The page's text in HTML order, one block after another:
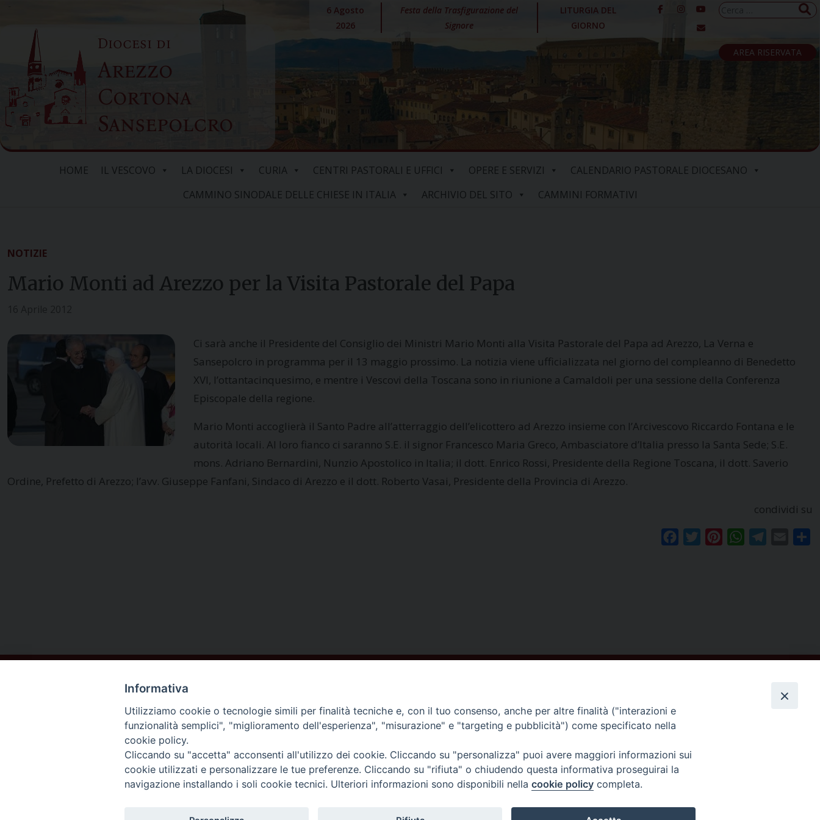
content
Diocesi di
Arezzo
Cortona
Sansepolcro
6 Agosto
2026
Festa della Trasfigurazione del
Signore
LITURGIA DEL
GIORNO
Ricerca
AREA RISERVATA
HOME IL VESCOVO LA DIOCESI CURIA CENTRI PASTORALI E UFFICI OPERE E SERVIZI
CALENDARIO PASTORALE DIOCESANO
CAMMINO SINODALE DELLE CHIESE IN ITALIA
ARCHIVIO DEL SITO CAMMINI FORMATIVI
NOTIZIE
Mario Monti ad Arezzo per la Visita Pastorale del Papa
Ci sarà anche il Presidente del Consiglio dei Ministri Mario Monti alla Visita Pastorale del Papa ad Arezzo, La Verna e
Sansepolcro in programma per il 13 maggio prossimo. La notizia viene ufficializzata nel giorno del compleanno di Benedetto
XVI, l’ottantacinquesimo, e mentre i Vescovi della Toscana sono in riunione a Camaldoli per una sessione della Conferenza
Episcopale della regione.
Mario Monti accoglierà il Santo Padre all’atterraggio dell’elicottero ad Arezzo insieme con l’Arcivescovo Riccardo Fontana e le
autorità locali. Al loro fianco ci saranno S.E. il signor Francesco Maria Greco, Ambasciatore d’Italia presso la Santa Sede; S.E.
mons. Adriano Bernardini, Nunzio Apostolico in Italia; il dott. Enrico Rossi, Presidente della Regione Toscana, il dott. Saverio
Ordine, Prefetto di Arezzo; l’avv. Giuseppe Fanfani, Sindaco di Arezzo e il dott. Roberto Vasai, Presidente della Provincia di Arezzo.
condividi su
FacebookTwitterPinterestWhatsAppTelegram
Email
DIOCESI DI
AREZZO
Contatti
Piazza del Duomo,1 - 52100 Arezzo
segreteria@diocesi.arezzo.it
Seguici su
Informativa
Utilizziamo cookie o tecnologie simili per finalità tecniche e, con il tuo consenso, anche per altre finalità ("interazioni e
funzionalità semplici", "miglioramento dell'esperienza", "misurazione" e "targeting e pubblicità") come specificato nella
cookie policy.
Cliccando su "accetta" acconsenti all'utilizzo dei cookie. Cliccando su "personalizza" puoi avere maggiori informazioni sui
cookie utilizzati e personalizzare le tue preferenze. Cliccando su "rifiuta" o chiudendo questa informativa proseguirai la
navigazione installando i soli cookie tecnici. Ulteriori informazioni sono disponibili nella cookie policy completa.